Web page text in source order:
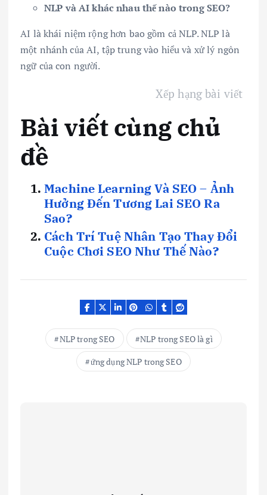
NLP và AI khác nhau thế nào trong SEO?
AI là khái niệm rộng hơn bao gồm cả NLP. NLP là
một nhánh của AI, tập trung vào hiểu và xử lý ngôn
ngữ của con người.
Xếp hạng bài viết
Bài viết cùng chủ
đề
Machine Learning Và SEO – Ảnh
Hưởng Đến Tương Lai SEO Ra
Sao?
Cách Trí Tuệ Nhân Tạo Thay Đổi
Cuộc Chơi SEO Như Thế Nào?
NLP trong SEO
NLP trong SEO là gì
ứng dụng NLP trong SEO